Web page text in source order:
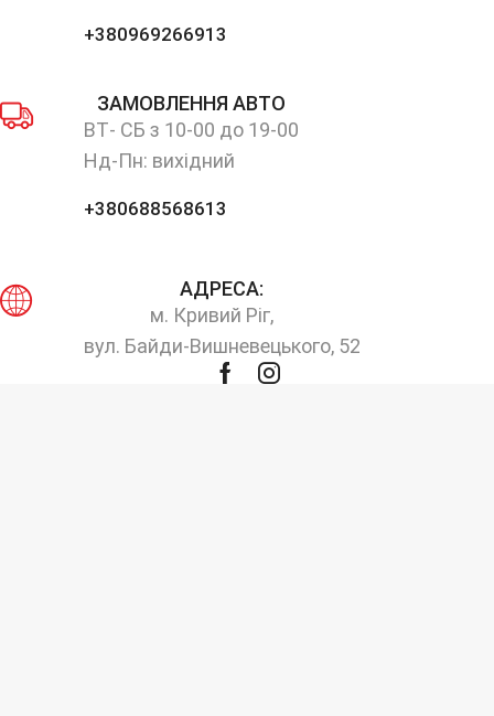
+380969266913
ЗАМОВЛЕННЯ АВТО
ВТ- СБ з 10-00 до 19-00
Нд-Пн: вихідний
+380688568613
АДРЕСА:
м. Кривий Ріг,
вул. Байди-Вишневецького, 52
FacebookInstagram